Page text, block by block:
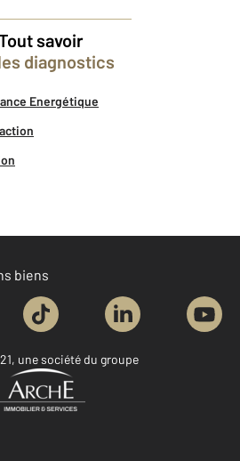
savoir
diagnostics
Energétique
biens
21, une société du groupe